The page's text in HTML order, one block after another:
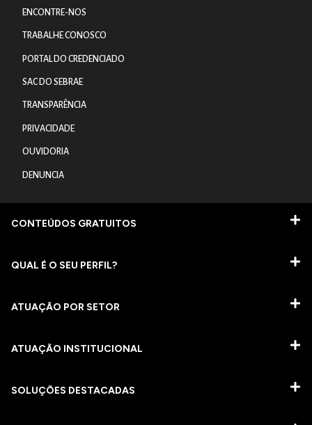
ENCONTRE-NOS
TRABALHE CONOSCO
PORTAL DO CREDENCIADO
SAC DO SEBRAE
TRANSPARÊNCIA
PRIVACIDADE
OUVIDORIA
DENUNCIA
CONTEÚDOS GRATUITOS
QUAL É O SEU PERFIL?
ATUAÇÃO POR SETOR
ATUAÇÃO INSTITUCIONAL
SOLUÇÕES DESTACADAS